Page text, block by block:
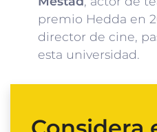
premio Hedda en
director de cine,
esta universidad.